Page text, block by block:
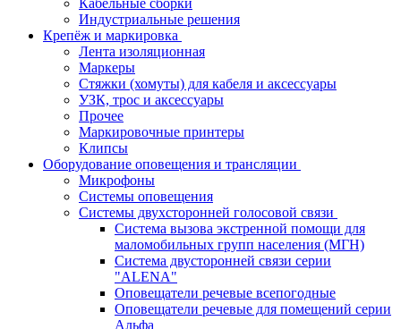
Кабельные сборки
Индустриальные решения
Крепёж и маркировка
Лента изоляционная
Маркеры
Стяжки (хомуты) для кабеля и аксессуары
УЗК, трос и аксессуары
Прочее
Маркировочные принтеры
Клипсы
Оборудование оповещения и трансляции
Микрофоны
Системы оповещения
Системы двухсторонней голосовой связи
Система вызова экстренной помощи для
маломобильных групп населения (МГН)
Система двусторонней связи серии
"ALENA"
Оповещатели речевые всепогодные
Оповещатели речевые для помещений серии
Альфа